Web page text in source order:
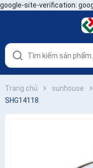
google-site-verification:
Trang chủ sunhouse
SHG14118